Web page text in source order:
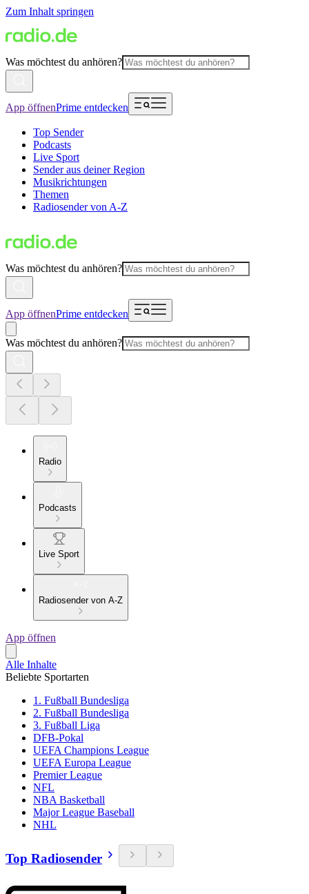
Zum Inhalt springen
Was möchtest du anhören?
App öffnenPrime entdecken
Top Sender
Podcasts
Live Sport
Sender aus deiner Region
Musikrichtungen
Themen
Radiosender von A-Z
Was möchtest du anhören?
App öffnenPrime entdecken
Was möchtest du anhören?
Radio
Podcasts
Live Sport
Radiosender von A-Z
App öffnen
Alle Inhalte
Beliebte Sportarten
1. Fußball Bundesliga
2. Fußball Bundesliga
3. Fußball Liga
DFB-Pokal
UEFA Champions League
UEFA Europa League
Premier League
NFL
NBA Basketball
Major League Baseball
NHL
Top Radiosender